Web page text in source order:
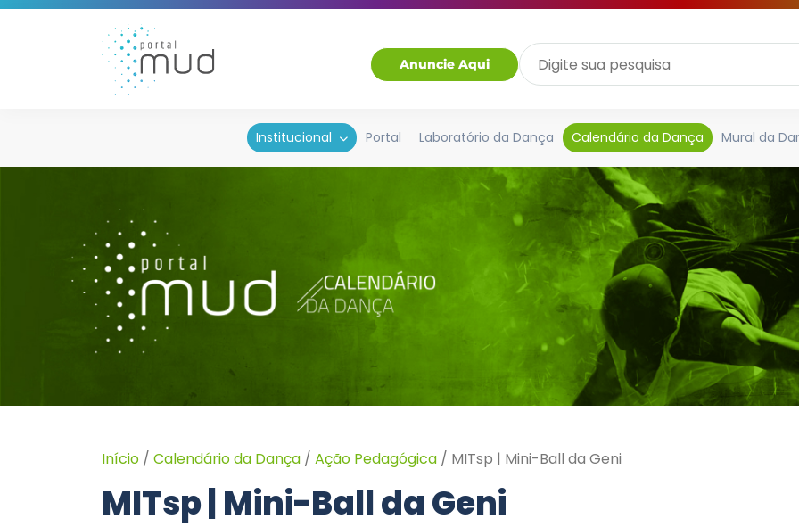
Anuncie Aqui
Institucional Portal Laboratório da Dança Calendário da Dança Mural da
Início / Calendário da Dança / Ação Pedagógica / MITsp | Mini-Ball da Geni
MITsp | Mini-Ball da Geni